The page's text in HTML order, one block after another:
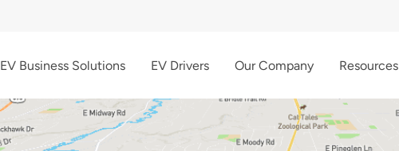
EV Business Solutions EV Drivers Our Company Resources